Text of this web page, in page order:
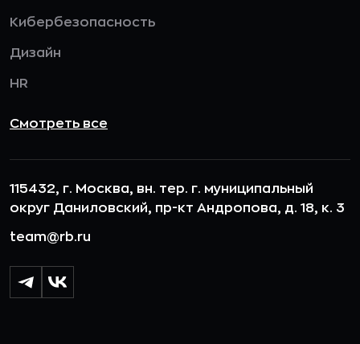
Кибербезопасность
Дизайн
HR
Смотреть все
115432, г. Москва, вн. тер. г. муниципальный
округ Даниловский, пр-кт Андропова, д. 18, к. 3
team@rb.ru